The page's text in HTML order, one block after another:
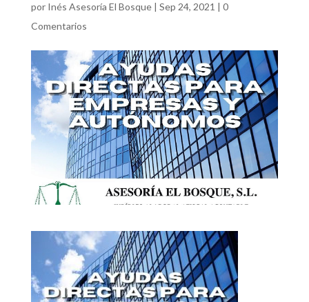
por Inés Asesoría El Bosque| Sep 24, 2021 | 0
Comentarios